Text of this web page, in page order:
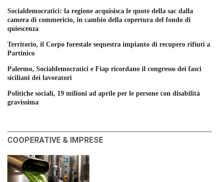
Socialdemocratici: la regione acquisisca le quote della sac dalla
camera di commericio, in cambio della copertura del fondo di
quiescenza
Territorio, il Corpo forestale sequestra impianto di recupero rifiuti a
Partinico
Palermo, Socialdemocratici e Fiap ricordano il congresso dei fasci
siciliani dei lavoratori
Politiche sociali, 19 milioni ad aprile per le persone con disabilità
gravissima
COOPERATIVE & IMPRESE